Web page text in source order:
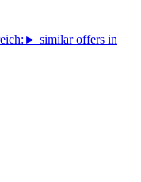
► similar offers in